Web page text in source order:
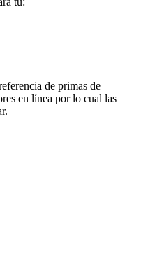
de primas de
en línea por lo cual las